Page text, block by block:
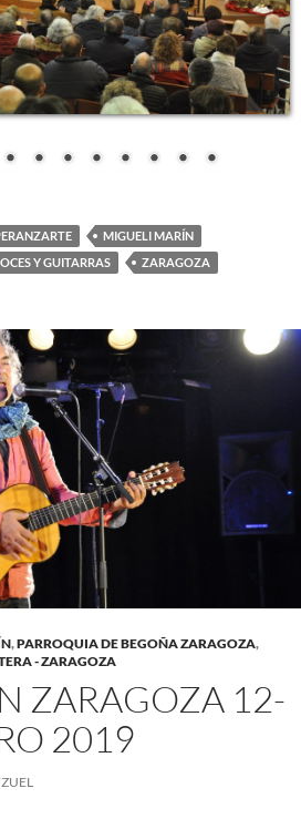
MIGUELI MARÍN
Y GUITARRAS ZARAGOZA
,PARROQUIA DE BEGOÑA ZARAGOZA,
- ZARAGOZA
ZARAGOZA 12-
2019